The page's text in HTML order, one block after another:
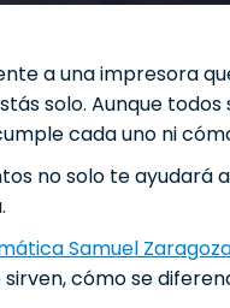
a una impresora
solo. Aunque
cada uno ni
no solo te ayudará
Samuel
cómo se